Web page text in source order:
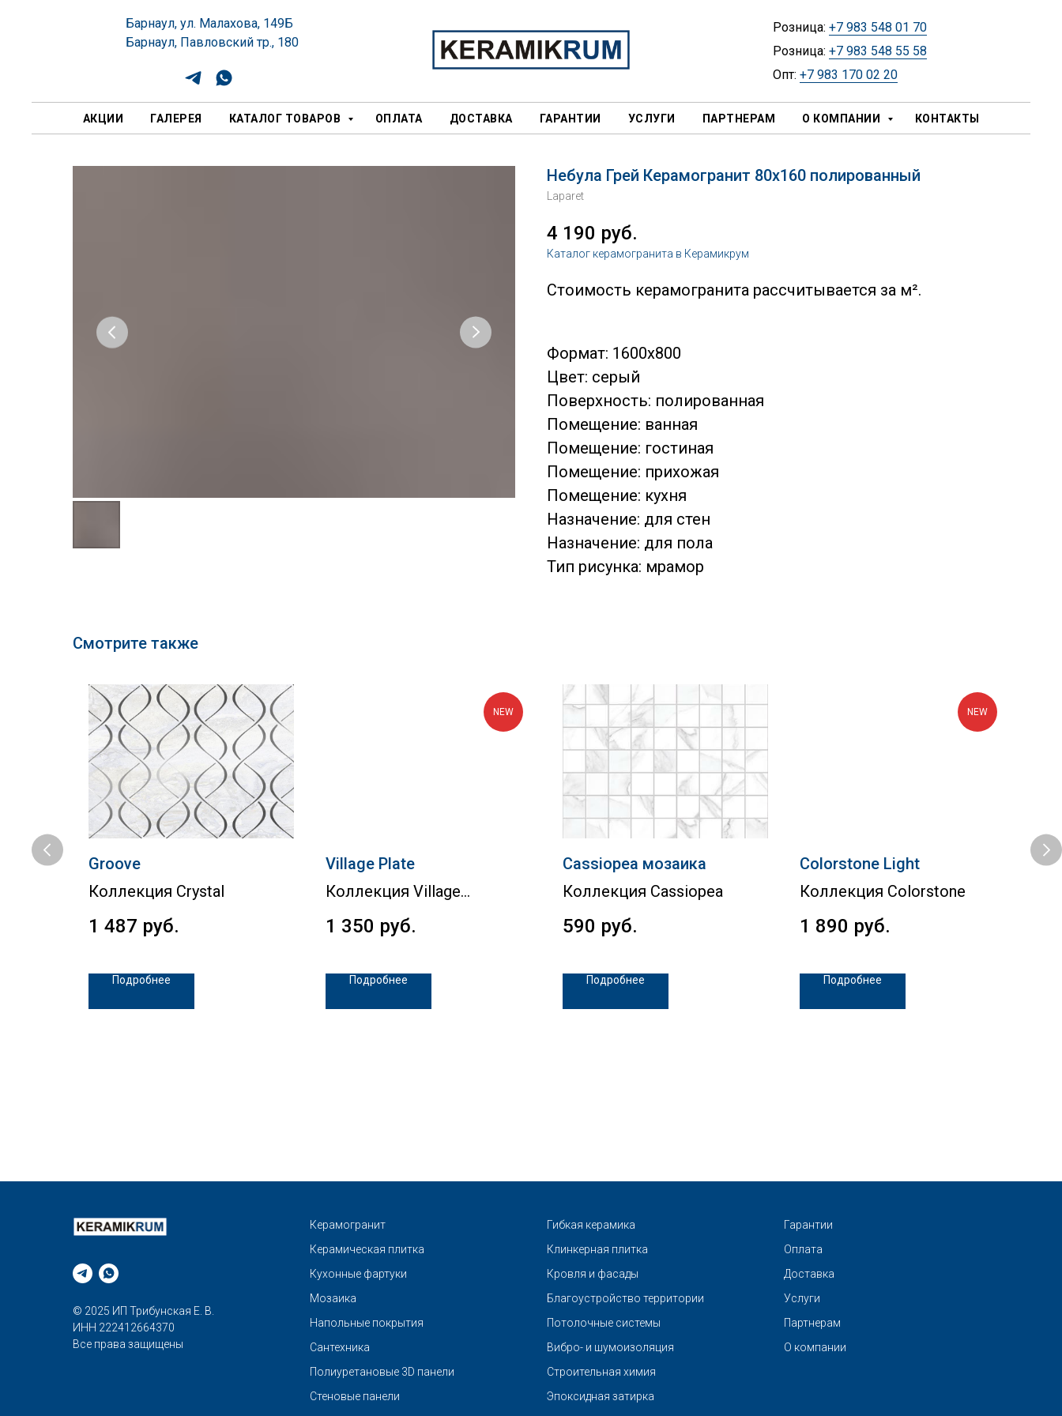
Барнаул, ул. Малахова, 149Б
Барнаул, Павловский тр., 180
Розница: +7 983 548 01 70
Розница: +7 983 548 55 58
Опт: +7 983 170 02 20
АКЦИИ ГАЛЕРЕЯ КАТАЛОГ ТОВАРОВ ОПЛАТА ДОСТАВКА ГАРАНТИИ УСЛУГИ ПАРТНЕРАМ О КОМПАНИИ КОНТАКТЫ
Небула Грей Керамогранит 80х160 полированный
Laparet
4 190 руб.
Каталог керамогранита в Керамикрум
Стоимость керамогранита рассчитывается за м².
Формат: 1600x800
Цвет: серый
Поверхность: полированная
Помещение: ванная
Помещение: гостиная
Помещение: прихожая
Помещение: кухня
Назначение: для стен
Назначение: для пола
Тип рисунка: мрамор
Смотрите также
Groove
Коллекция Crystal
1 487 руб.
Подробнее
NEW
Village Plate
Коллекция Village
1 350 руб.
Подробнее
Cassiopea мозаика
Коллекция Cassiopea
590 руб.
Подробнее
NEW
Сolorstone Light
Коллекция Colorstone
1 890 руб.
Подробнее
© 2025 ИП Трибунская Е. В.
ИНН 222412664370
Все права защищены
Керамогранит
Керамическая плитка
Кухонные фартуки
Мозаика
Напольные покрытия
Сантехника
Полиуретановые 3D панели
Стеновые панели
Гибкая керамика
Клинкерная плитка
Кровля и фасады
Благоустройство территории
Потолочные системы
Вибро- и шумоизоляция
Строительная химия
Эпоксидная затирка
Гарантии
Оплата
Доставка
Услуги
Партнерам
О компании